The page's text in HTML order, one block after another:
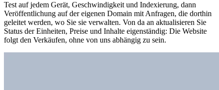
Test auf jedem Gerät, Geschwindigkeit und Indexierung, dann
Veröffentlichung auf der eigenen Domain mit Anfragen, die dorthin
geleitet werden, wo Sie sie verwalten. Von da an aktualisieren Sie
Status der Einheiten, Preise und Inhalte eigenständig: Die Website
folgt den Verkäufen, ohne von uns abhängig zu sein.